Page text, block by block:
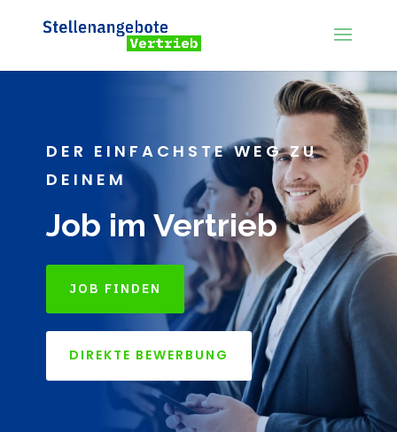
DER EINFACHSTE WEG ZU
DEINEM
Job im Vertrieb
JOB FINDEN
DIREKTE BEWERBUNG